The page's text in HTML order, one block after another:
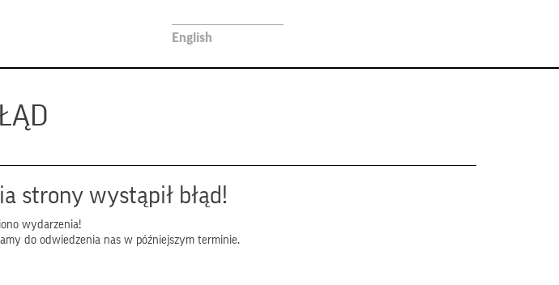
English
strony wystąpił błąd!
wydarzenia!
do odwiedzenia nas w późniejszym terminie.